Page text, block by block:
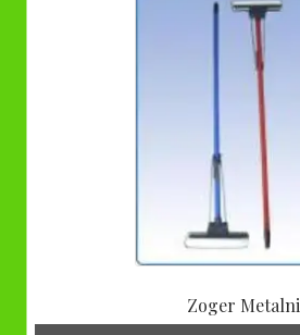
Zoger Metalni